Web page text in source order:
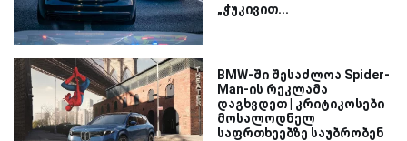
„ჭუკივით...
BMW-ში შესაძლოა Spider-
Man-ის რეკლამა
დაგხვდეთ | კრიტიკოსები
მოსალოდნელ
საფრთხეებზე საუბრობენ